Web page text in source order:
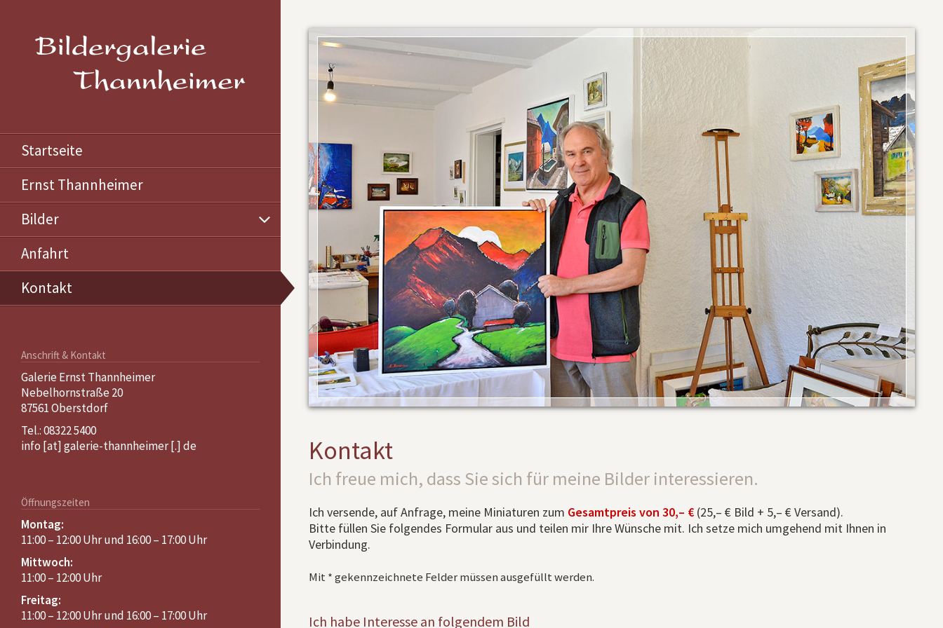
Startseite
Ernst Thannheimer
Bilder
Oberstdorf Sommer
Oberstdorf Winter
Allgäu
Anfahrt
Kontakt
Anschrift & Kontakt
Galerie Ernst Thannheimer
Nebelhornstraße 20
87561 Oberstdorf
Tel.: 08322 5400
info [at] galerie-thannheimer [.] de
Öffnungszeiten
Montag:
11:00 – 12:00 Uhr und 16:00 – 17:00 Uhr
Mittwoch:
11:00 – 12:00 Uhr
Freitag:
11:00 – 12:00 Uhr und 16:00 – 17:00 Uhr
Kontakt
Ich freue mich, dass Sie sich für meine Bilder interessieren.
Ich versende, auf Anfrage, meine Miniaturen zum Gesamtpreis von 30,– € (25,– € Bild + 5,– € Versand).
Bitte füllen Sie folgendes Formular aus und teilen mir Ihre Wünsche mit. Ich setze mich umgehend mit Ihnen in
Verbindung.
Mit * gekennzeichnete Felder müssen ausgefüllt werden.
Ich habe Interesse an folgendem Bild